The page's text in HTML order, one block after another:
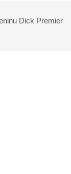
Dick Premier